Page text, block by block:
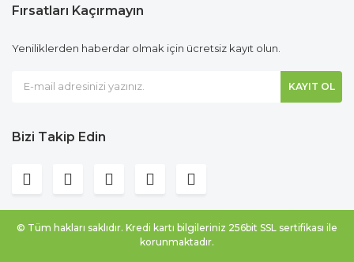
Fırsatları Kaçırmayın
Yeniliklerden haberdar olmak için ücretsiz kayıt olun.
KAYIT OL
Bizi Takip Edin
© Tüm hakları saklıdır. Kredi kartı bilgileriniz 256bit SSL sertifikası ile
korunmaktadır.